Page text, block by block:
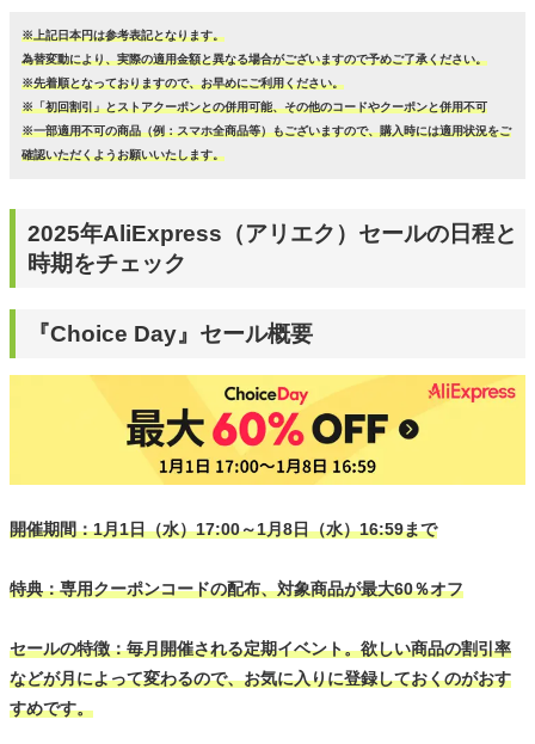
※上記日本円は参考表記となります。
為替変動により、実際の適用金額と異なる場合がございますので予めご了承ください。
※先着順となっておりますので、お早めにご利用ください。
※「初回割引」とストアクーポンとの併用可能、その他のコードやクーポンと併用不可
※一部適用不可の商品（例：スマホ全商品等）もございますので、購入時には適用状況をご
確認いただくようお願いいたします。
2025年AliExpress（アリエク）セールの日程と
時期をチェック
『Choice Day』セール概要
開催期間：1月1日（水）17:00～1月8日（水）16:59まで
特典：専用クーポンコードの配布、対象商品が最大60％オフ
セールの特徴：毎月開催される定期イベント。欲しい商品の割引率
などが月によって変わるので、お気に入りに登録しておくのがおす
すめです。